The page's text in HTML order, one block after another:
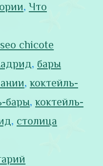
, Что
chicote
, бары
, коктейль-
бары, коктейль-
, столица